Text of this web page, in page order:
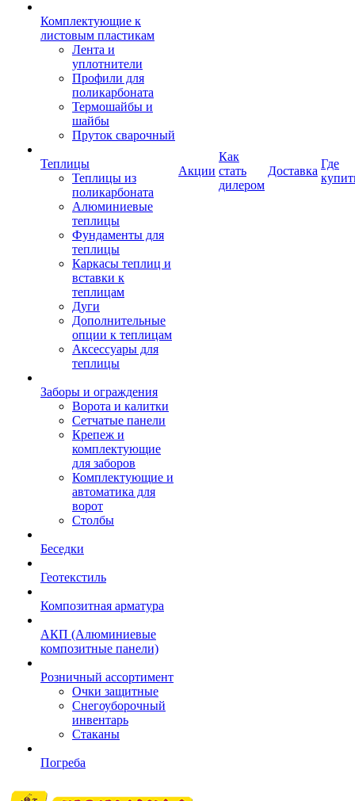
Комплектующие к
листовым пластикам
Лента и
уплотнители
Профили для
поликарбоната
Термошайбы и
шайбы
Пруток сварочный
Теплицы
Теплицы из
поликарбоната
Алюминиевые
теплицы
Фундаменты для
теплицы
Каркасы теплиц и
вставки к
теплицам
Дуги
Дополнительные
опции к теплицам
Аксессуары для
теплицы
Заборы и ограждения
Ворота и калитки
Сетчатые панели
Крепеж и
комплектующие
для заборов
Комплектующие и
автоматика для
ворот
Столбы
Беседки
Геотекстиль
Композитная арматура
АКП (Алюминиевые
композитные панели)
Розничный ассортимент
Очки защитные
Снегоуборочный
инвентарь
Стаканы
Погреба
Акции
Как
стать
дилером
Доставка
Где